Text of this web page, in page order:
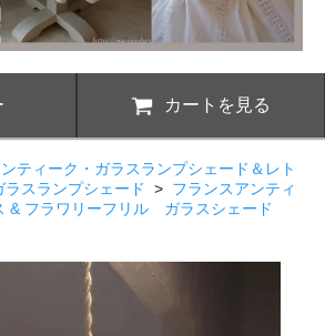
カートを見る
ティーク・ガラスランプシェード＆レト
スランプシェード
> フランスアンティ
& フラワリーフリル ガラスシェード